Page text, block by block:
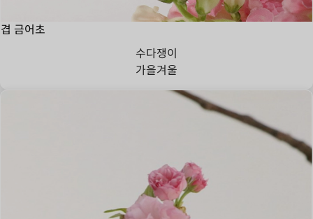
겹 금어초
수다쟁이
가을겨울